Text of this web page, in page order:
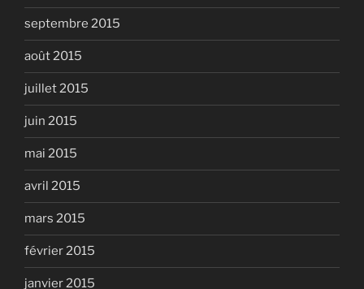
septembre 2015
août 2015
juillet 2015
juin 2015
mai 2015
avril 2015
mars 2015
février 2015
janvier 2015